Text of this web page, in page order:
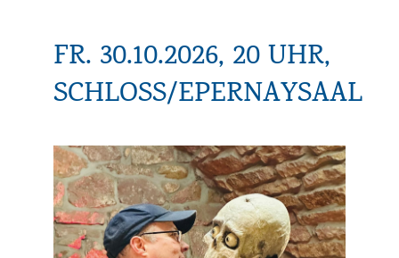
FR. 30.10.2026, 20 UHR,
SCHLOSS/EPERNAYSAAL